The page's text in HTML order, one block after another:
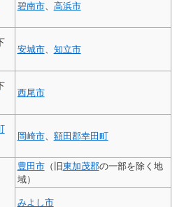
碧南市、 高浜市
安城市、 知立市
西尾市
岡崎市、 額田郡幸田町
豊田市（旧東加茂郡の一部を除く地
域）
みよし市